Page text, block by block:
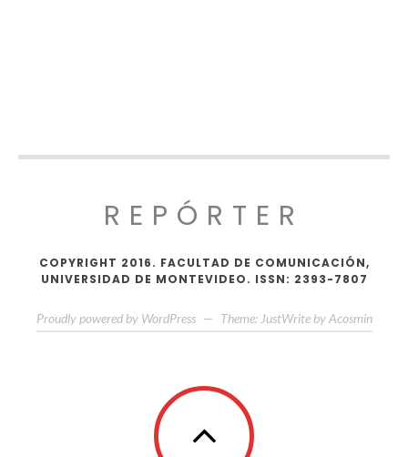
REPÓRTER
COPYRIGHT 2016. FACULTAD DE COMUNICACIÓN,
UNIVERSIDAD DE MONTEVIDEO. ISSN: 2393-7807
Proudly powered by WordPress — Theme: JustWrite by Acosmin